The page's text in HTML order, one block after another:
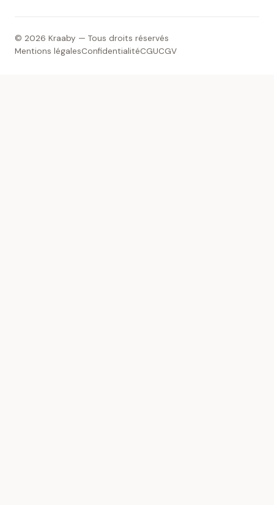
© 2026 Kraaby — Tous droits réservés
Mentions légalesConfidentialitéCGUCGV